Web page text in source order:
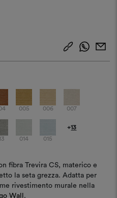
005 006 007
014 015
+13
fibra Trevira CS, materico e
la seta grezza. Adatta per
rivestimento murale nella
Wall .